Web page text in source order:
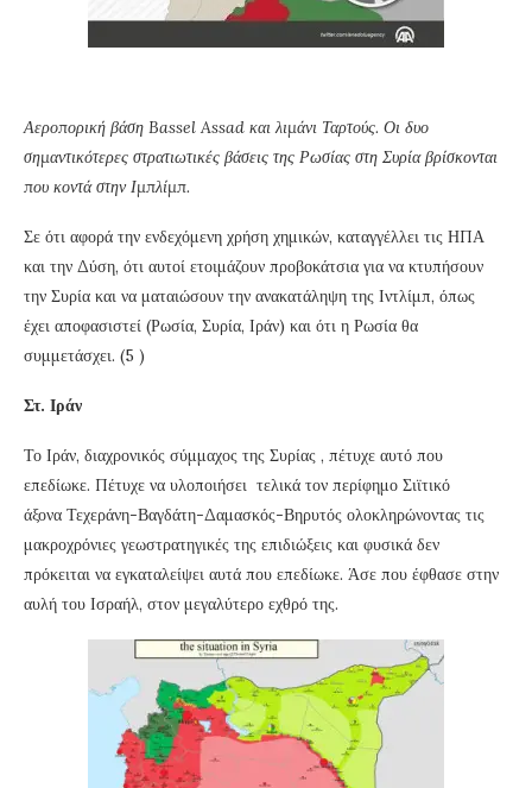
Αεροπορική βάση Bassel Assad και λιμάνι Ταρτούς. Οι δυο
σημαντικότερες στρατιωτικές βάσεις της Ρωσίας στη Συρία βρίσκονται
που κοντά στην Ιμπλίμπ.
Σε ότι αφορά την ενδεχόμενη χρήση χημικών, καταγγέλλει τις ΗΠΑ
και την Δύση, ότι αυτοί ετοιμάζουν προβοκάτσια για να κτυπήσουν
την Συρία και να ματαιώσουν την ανακατάληψη της Ιντλίμπ, όπως
έχει αποφασιστεί (Ρωσία, Συρία, Ιράν) και ότι η Ρωσία θα
συμμετάσχει. (5 )
Στ. Ιράν
Το Ιράν, διαχρονικός σύμμαχος της Συρίας , πέτυχε αυτό που
επεδίωκε. Πέτυχε να υλοποιήσει τελικά τον περίφημο Σιϊτικό
άξονα Τεχεράνη-Βαγδάτη-Δαμασκός-Βηρυτός ολοκληρώνοντας τις
μακροχρόνιες γεωστρατηγικές της επιδιώξεις και φυσικά δεν
πρόκειται να εγκαταλείψει αυτά που επεδίωκε. Άσε που έφθασε στην
αυλή του Ισραήλ, στον μεγαλύτερο εχθρό της.